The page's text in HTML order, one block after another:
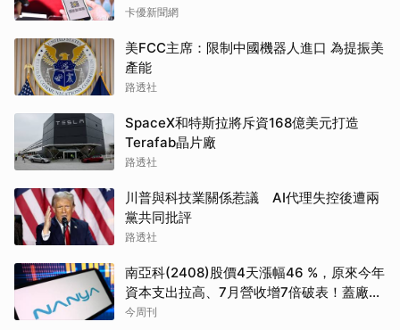
卡優新聞網
美FCC主席：限制中國機器人進口 為提振美
產能
路透社
SpaceX和特斯拉將斥資168億美元打造
Terafab晶片廠
路透社
川普與科技業關係惹議 AI代理失控後遭兩
黨共同批評
路透社
南亞科(2408)股價4天漲幅46 %，原來今年
資本支出拉高、7月營收增7倍破表！蓋廠買
設備最新營運目標曝光
今周刊